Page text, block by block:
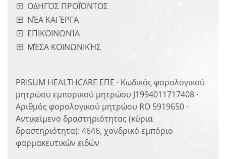
ΟΔΗΓΌΣ ΠΡΟΪΌΝΤΟΣ
ΝΈΑ ΚΑΙ ΈΡΓΑ
ΕΠΙΚΟΙΝΩΝΊΑ
ΜΈΣΑ ΚΟΙΝΩΝΙΚΉΣ
PRISUM HEALTHCARE ΕΠΕ · Κωδικός φορολογικού
μητρώου εμπορικού μητρώου J1994011717408 ·
Αριθμός φορολογικού μητρώου RO 5919650 ·
Αντικείμενο δραστηριότητας (κύρια
δραστηριότητα): 4646, χονδρικό εμπόριο
φαρμακευτικών ειδών